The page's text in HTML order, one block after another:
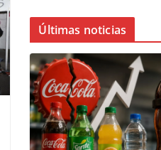
Últimas noticias